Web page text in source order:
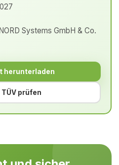
Systems GmbH & Co.
herunterladen
TÜV prüfen